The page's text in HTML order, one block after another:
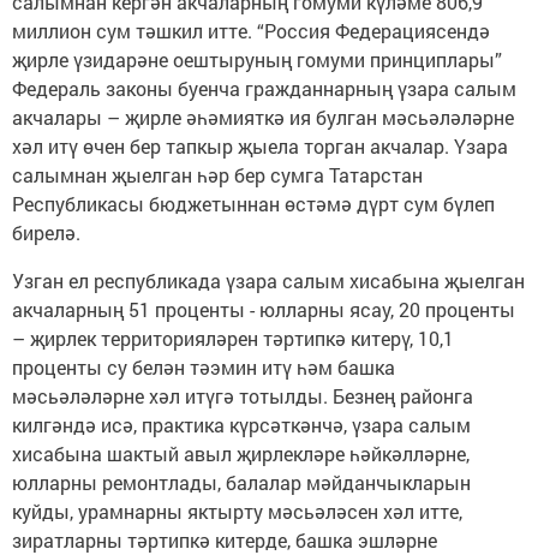
миллион сум тәшкил итте. “Россия Федерациясендә
җирле үзидарәне оештыруның гомуми принциплары”
Федераль законы буенча гражданнарның үзара салым
акчалары – җирле әһәмияткә ия булган мәсьәләләрне
хәл итү өчен бер тапкыр җыела торган акчалар. Үзара
салымнан җыелган һәр бер сумга Татарстан
Республикасы бюджетыннан өстәмә дүрт сум бүлеп
бирелә.
Узган ел республикада үзара салым хисабына җыелган
акчаларның 51 проценты - юлларны ясау, 20 проценты
– җирлек территорияләрен тәртипкә китерү, 10,1
проценты су белән тәэмин итү һәм башка
мәсьәләләрне хәл итүгә тотылды. Безнең районга
килгәндә исә, практика күрсәткәнчә, үзара салым
хисабына шактый авыл җирлекләре һәйкәлләрне,
юлларны ремонтлады, балалар мәйданчыкларын
куйды, урамнарны яктырту мәсьәләсен хәл итте,
зиратларны тәртипкә китерде, башка эшләрне